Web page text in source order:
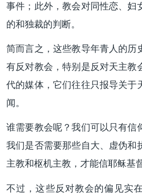
事件；此外，教会对同性恋、妇
的和独裁的判断。
简而言之，这些教导年青人的历
有反对教会，特别是反对天主教
代的媒体，它们往往只报导关于
闻。
谁需要教会呢？我们可以只有信
我们是否需要那些自大、虚伪和
主教和枢机主教，才能信耶稣基
不过，这些反对教会的偏见实